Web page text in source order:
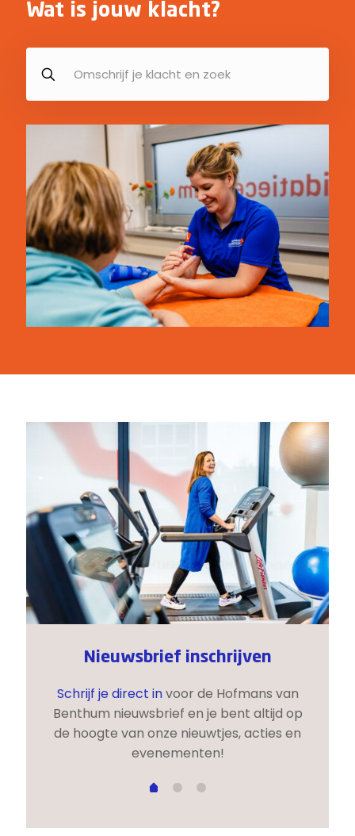
Wat is jouw klacht?
Nieuwsbrief inschrijven
Schrijf je direct invoor de Hofmans van
Benthum nieuwsbrief en je bent altijd op
de hoogte van onze nieuwtjes, acties en
evenementen!